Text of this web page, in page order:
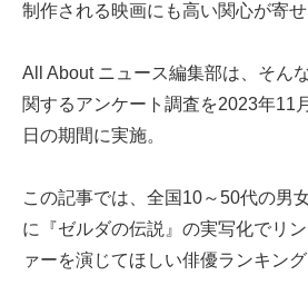
制作される映画にも高い関心が寄せ
All About ニュース編集部は、そん
関するアンケート調査を2023年11
日の期間に実施。
この記事では、全国10～50代の男
に『ゼルダの伝説』の実写化でリ
ァーを演じてほしい俳優ランキング